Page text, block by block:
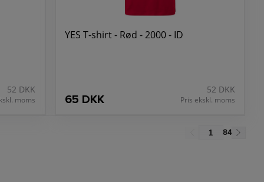
52 DKK
moms
YES T-shirt - Rød - 2000 - ID
65 DKK
52 DKK
Pris ekskl. moms
84